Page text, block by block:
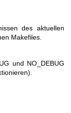
des aktuellen
Makefiles.
und NO_DEBUG